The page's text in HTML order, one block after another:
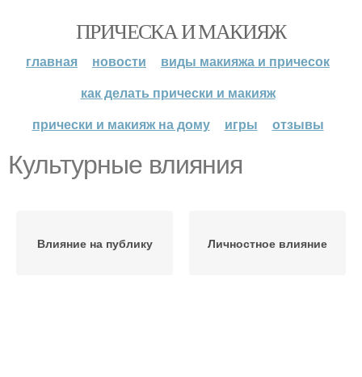
ПРИЧЕСКА И МАКИЯЖ
главная новости
виды макияжа и причесок
как делать прически и макияж
прически и макияж на дому
игры отзывы
Культурные влияния
Влияние на публику Личностное влияние